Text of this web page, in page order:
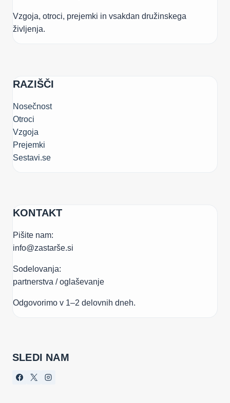
Vzgoja, otroci, prejemki in vsakdan družinskega
življenja.
RAZIŠČI
Nosečnost
Otroci
Vzgoja
Prejemki
Sestavi.se
KONTAKT
Pišite nam:
info@zastarše.si
Sodelovanja:
partnerstva / oglaševanje
Odgovorimo v 1–2 delovnih dneh.
SLEDI NAM